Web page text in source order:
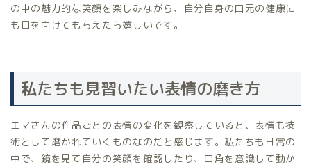
の中の魅力的な笑顔を楽しみながら、自分自身の口元の健康に
も目を向けてもらえたら嬉しいです。
私たちも見習いたい表情の磨き方
エマさんの作品ごとの表情の変化を観察していると、表情も技
術として磨かれていくものなのだと感じます。私たちも日常の
中で、鏡を見て自分の笑顔を確認したり、口角を意識して動か